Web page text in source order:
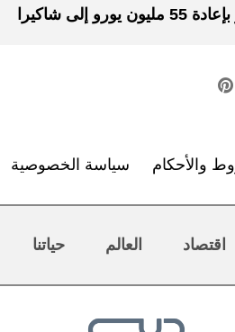
مليون يورو إلى شاكيرا
والأحكام سياسة الخصوصية
اقتصاد العالم حياتنا